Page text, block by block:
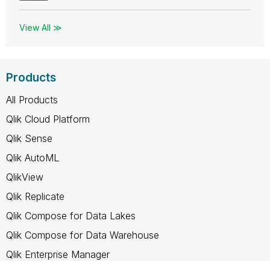
View All ≫
Products
All Products
Qlik Cloud Platform
Qlik Sense
Qlik AutoML
QlikView
Qlik Replicate
Qlik Compose for Data Lakes
Qlik Compose for Data Warehouse
Qlik Enterprise Manager